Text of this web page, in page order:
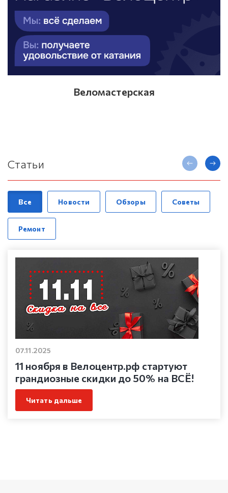
Веломастерская
Статьи
Все Новости Обзоры Советы
Ремонт
07.11.2025
11 ноября в Велоцентр.рф стартуют
грандиозные скидки до 50% на ВСЁ!
Читать дальше